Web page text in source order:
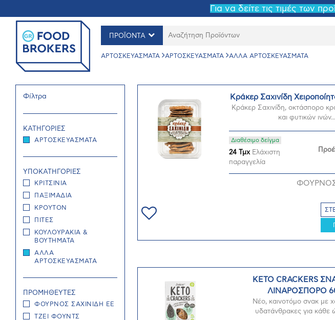
Για να δείτε τις τιμές των
ΠΡΟΪΟΝΤΑ
ΑΡΤΟΣΚΕΥΑΣΜΑΤΑ ΑΡΤΟΣΚΕΥΑΣΜΑΤΑ ΑΛΛΑ ΑΡΤΟΣΚΕΥΑΣΜΑΤΑ
Φίλτρα
ΚΑΤΗΓΟΡΙΕΣ
ΑΡΤΟΣΚΕΥΑΣΜΑΤΑ
ΥΠΟΚΑΤΗΓΟΡΙΕΣ
ΚΡΙΤΣΙΝΙΑ
ΠΑΞΙΜΑΔΙΑ
ΚΡΟΥΤΟΝ
ΠΙΤΕΣ
ΚΟΥΛΟΥΡΑΚΙΑ &
ΒΟΥΤΗΜΑΤΑ
ΑΛΛΑ
ΑΡΤΟΣΚΕΥΑΣΜΑΤΑ
ΠΡΟΜΗΘΕΥΤΕΣ
ΦΟΥΡΝΟΣ ΣΑΧΙΝΙΔΗ ΕΕ
ΤΖΕΙ ΦΟΥΝΤΣ
Κράκερ Σαχινίδη
Κράκερ Σαχινίδη, οκτάσπορο
και φυτικών ινών...
Διαθέσιμο δείγμα
24 ΤμχΕλάχιστη
παραγγελία
ΦΟΥΡΝΟΣ
KETO CRACKERS
ΛΙΝΑΡΟΣΠΟΡΟ
Νέο, καινοτόμο σνακ με
υδατάνθρακες για κάθε